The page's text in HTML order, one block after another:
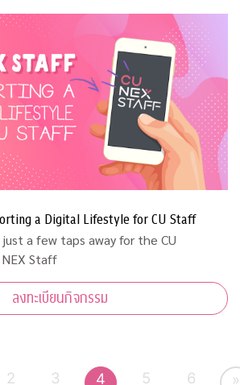
a Digital Lifestyle for CU Staff
a few taps away for the CU
Staff
ลงทะเบียนกิจกรรม
2 3 4 5 6 »